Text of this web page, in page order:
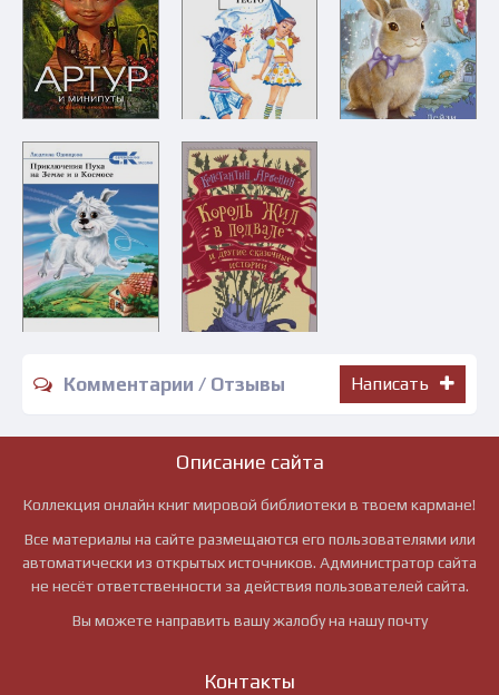
Комментарии / Отзывы Написать
Описание сайта
Коллекция онлайн книг мировой библиотеки в твоем кармане!
Все материалы на сайте размещаются его пользователями или
автоматически из открытых источников. Администратор сайта
не несёт ответственности за действия пользователей сайта.
Вы можете направить вашу жалобу на нашу почту
Контакты